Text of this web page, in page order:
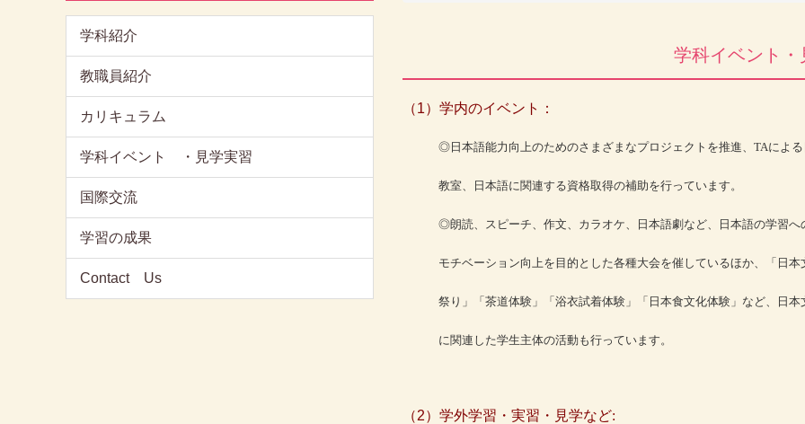
学科紹介
教職員紹介
カリキュラム
学科イベント ・見学実習
国際交流
学習の成果
Contact Us
学科イベント・
（1） 学内のイベント：
◎日本語能力向上のためのさまざまなプロジェクトを推進、TAによ
教室、日本語に関連する資格取得の補助を行っています。
◎朗読、スピーチ、作文、カラオケ、日本語劇など、日本語の学習へ
モチベーション向上を目的とした各種大会を催しているほか、「日本
祭り」「茶道体験」「浴衣試着体験」「日本食文化体験」など、日本
に関連した学生主体の活動も行っています。
（2） 学外学習・実習・見学など: